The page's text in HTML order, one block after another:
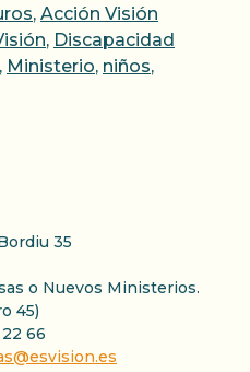
, Acción Visión
, Discapacidad
, Ministerio, niños,
35
o Nuevos Ministerios.
45)
66